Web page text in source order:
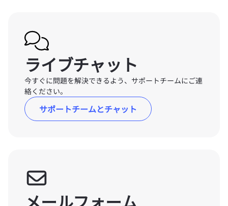
ライブチャット
今すぐに問題を解決できるよう、サポートチームにご連
絡ください。
サポートチームとチャット